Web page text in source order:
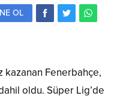
OL
kazanan Fenerbahçe,
oldu. Süper Lig’de